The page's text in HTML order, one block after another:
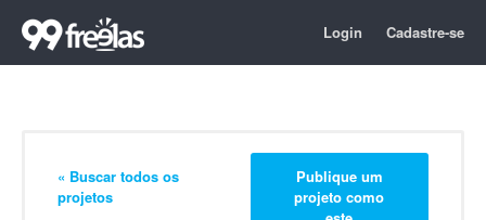
Login Cadastre-se
« Buscar todos os
projetos
Publique um
projeto como